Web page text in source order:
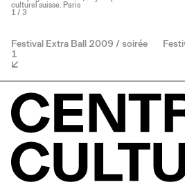
culturel suisse. Paris
1 / 3
Festival Extra Ball 2009 / soirée
1